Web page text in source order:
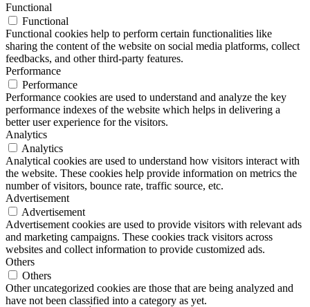
Functional
Functional
Functional cookies help to perform certain functionalities like
sharing the content of the website on social media platforms, collect
feedbacks, and other third-party features.
Performance
Performance
Performance cookies are used to understand and analyze the key
performance indexes of the website which helps in delivering a
better user experience for the visitors.
Analytics
Analytics
Analytical cookies are used to understand how visitors interact with
the website. These cookies help provide information on metrics the
number of visitors, bounce rate, traffic source, etc.
Advertisement
Advertisement
Advertisement cookies are used to provide visitors with relevant ads
and marketing campaigns. These cookies track visitors across
websites and collect information to provide customized ads.
Others
Others
Other uncategorized cookies are those that are being analyzed and
have not been classified into a category as yet.